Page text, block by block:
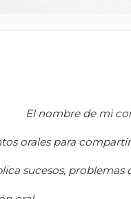
El nombre de mi
orales para
sucesos,